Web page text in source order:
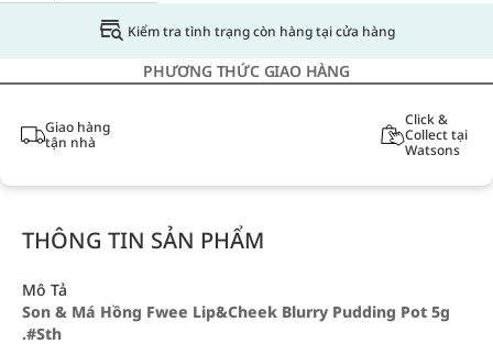
Kiểm tra tình trạng còn hàng tại cửa hàng
PHƯƠNG THỨC GIAO HÀNG
Giao hàng
tận nhà
Click &
Collect tại
Watsons
THÔNG TIN SẢN PHẨM
Mô Tả
Son & Má Hồng Fwee Lip&Cheek Blurry Pudding Pot 5g
.#Sth